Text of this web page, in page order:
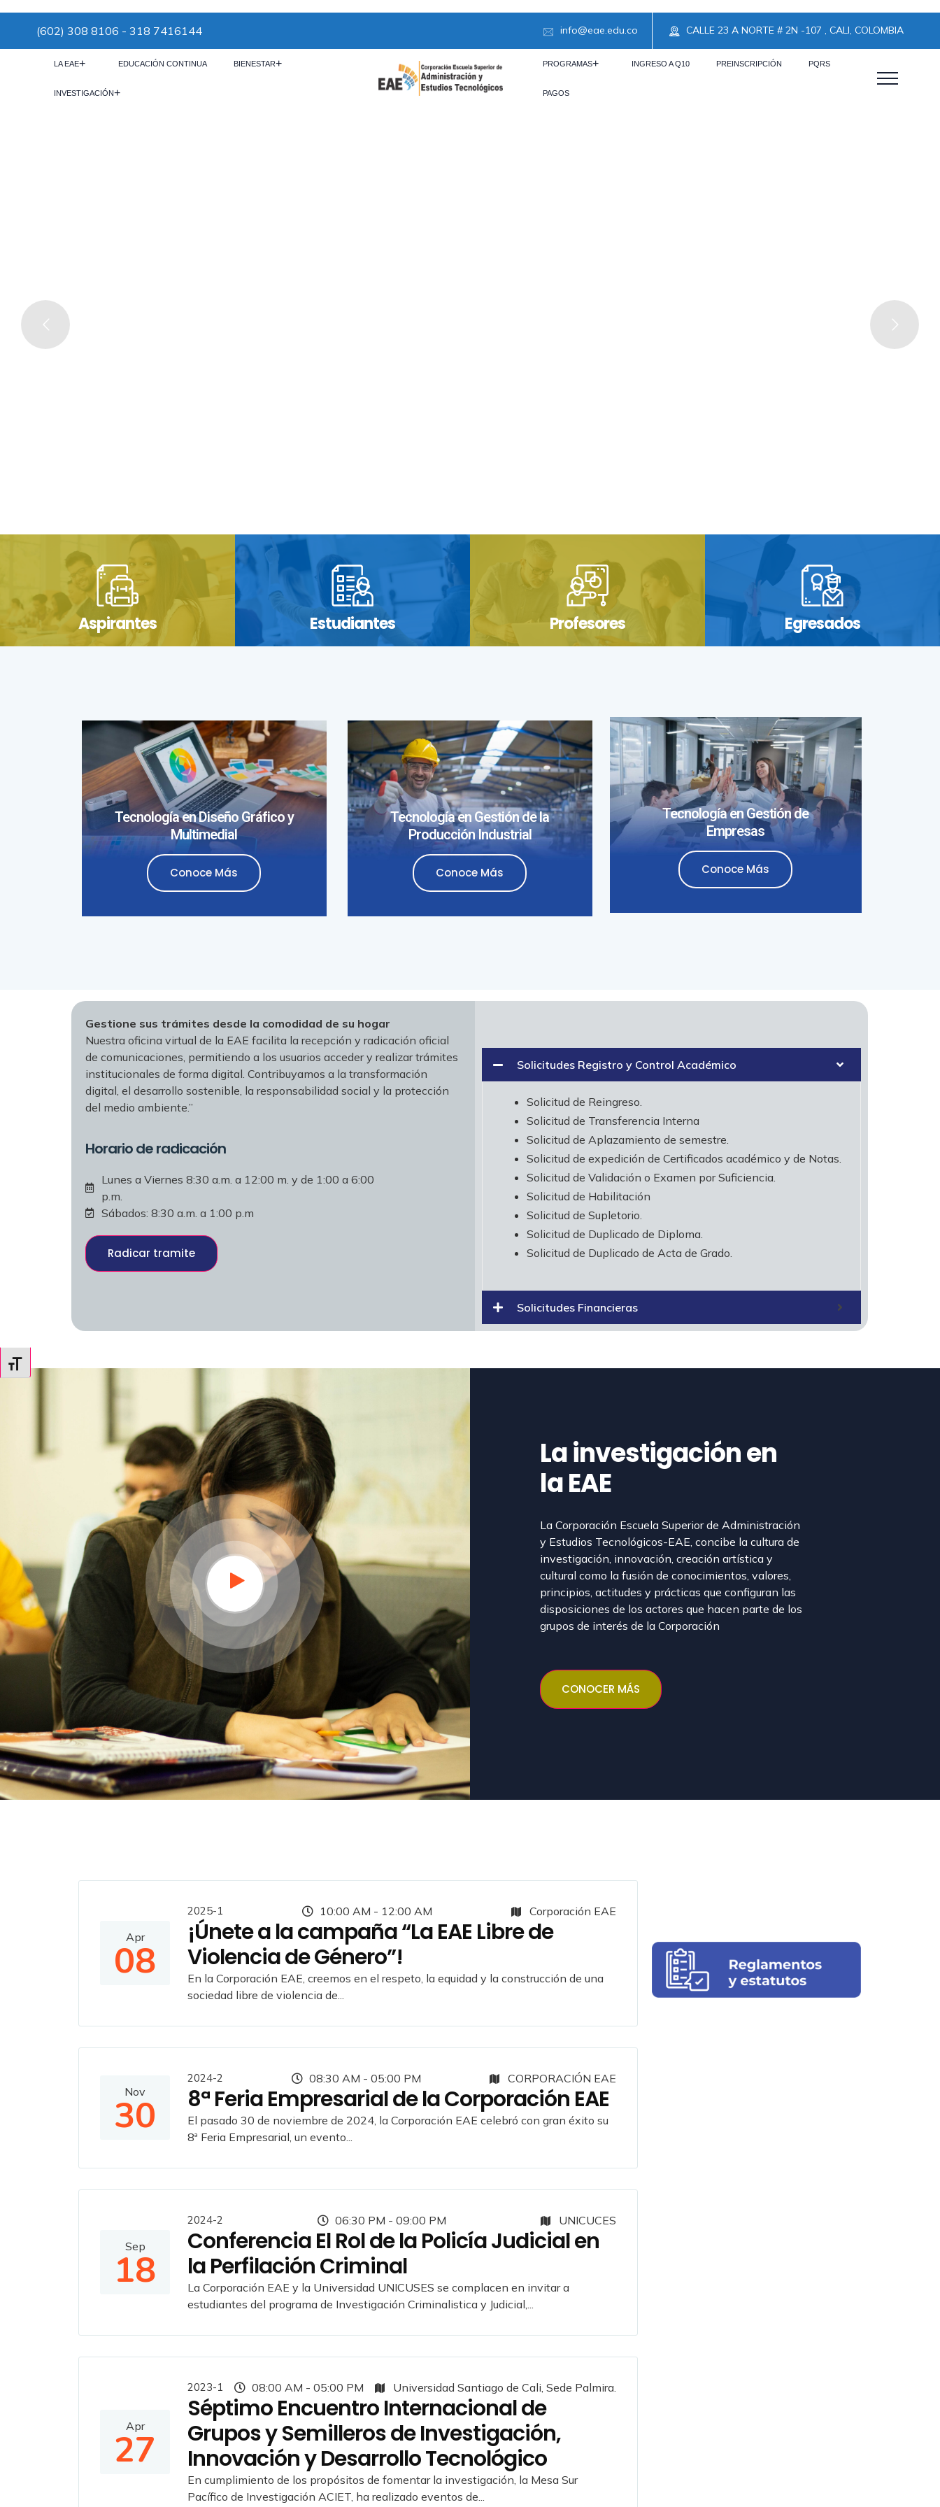
Alternar tamaño de letra
(602) 308 8106 - 318 7416144 info@eae.edu.co CALLE 23 A NORTE # 2N -107 , CALI, COLOMBIA
LA EAE EDUCACIÓN CONTINUA BIENESTAR
INVESTIGACIÓN
PROGRAMAS INGRESO A Q10 PREINSCRIPCIÓN PQRS
PAGOS
Aspirantes Estudiantes Profesores Egresados
Tecnología en Diseño Gráfico y
Multimedial
Conoce Más
Tecnología en Gestión de la
Producción Industrial
Conoce Más
Tecnología en Gestión de
Empresas
Conoce Más
Gestione sus trámites desde la comodidad de su hogar
Nuestra oficina virtual de la EAE facilita la recepción y radicación oficial
de comunicaciones, permitiendo a los usuarios acceder y realizar trámites
institucionales de forma digital. Contribuyamos a la transformación
digital, el desarrollo sostenible, la responsabilidad social y la protección
del medio ambiente.”
Horario de radicación
Lunes a Viernes 8:30 a.m. a 12:00 m. y de 1:00 a 6:00
p.m.
Sábados: 8:30 a.m. a 1:00 p.m
Radicar tramite
Solicitudes Registro y Control Académico
Solicitud de Reingreso.
Solicitud de Transferencia Interna
Solicitud de Aplazamiento de semestre.
Solicitud de expedición de Certificados académico y de Notas.
Solicitud de Validación o Examen por Suficiencia.
Solicitud de Habilitación
Solicitud de Supletorio.
Solicitud de Duplicado de Diploma.
Solicitud de Duplicado de Acta de Grado.
Solicitudes Financieras
La investigación en
la EAE
La Corporación Escuela Superior de Administración
y Estudios Tecnológicos-EAE, concibe la cultura de
investigación, innovación, creación artística y
cultural como la fusión de conocimientos, valores,
principios, actitudes y prácticas que configuran las
disposiciones de los actores que hacen parte de los
grupos de interés de la Corporación
CONOCER MÁS
Apr
08
2025-1 10:00 AM - 12:00 AM Corporación EAE
¡Únete a la campaña “La EAE Libre de
Violencia de Género”!
En la Corporación EAE, creemos en el respeto, la equidad y la construcción de una
sociedad libre de violencia de...
Nov
30
2024-2 08:30 AM - 05:00 PM CORPORACIÓN EAE
8ª Feria Empresarial de la Corporación EAE
El pasado 30 de noviembre de 2024, la Corporación EAE celebró con gran éxito su
8ª Feria Empresarial, un evento...
Sep
18
2024-2 06:30 PM - 09:00 PM UNICUCES
Conferencia El Rol de la Policía Judicial en
la Perfilación Criminal
La Corporación EAE y la Universidad UNICUSES se complacen en invitar a
estudiantes del programa de Investigación Criminalistica y Judicial,...
Apr
27
2023-1 08:00 AM - 05:00 PM Universidad Santiago de Cali, Sede Palmira.
Séptimo Encuentro Internacional de
Grupos y Semilleros de Investigación,
Innovación y Desarrollo Tecnológico
En cumplimiento de los propósitos de fomentar la investigación, la Mesa Sur
Pacífico de Investigación ACIET, ha realizado eventos de...